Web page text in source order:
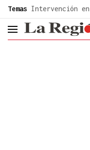
common.go-to-content
Temas Intervención en
header.menu.open